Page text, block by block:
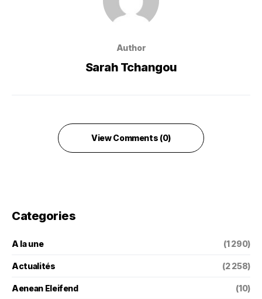
Author
Sarah Tchangou
View Comments (0)
Categories
A la une (1 290)
Actualités (2 258)
Aenean Eleifend (10)